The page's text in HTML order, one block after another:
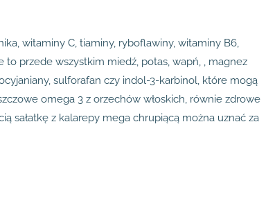
witaminy C, tiaminy, ryboflawiny, witaminy B6,
przede wszystkim miedź, potas, wapń, , magnez
sulforafan czy indol-3-karbinol, które mogą
omega 3 z orzechów włoskich, równie zdrowe
sałatkę z kalarepy mega chrupiącą można uznać za